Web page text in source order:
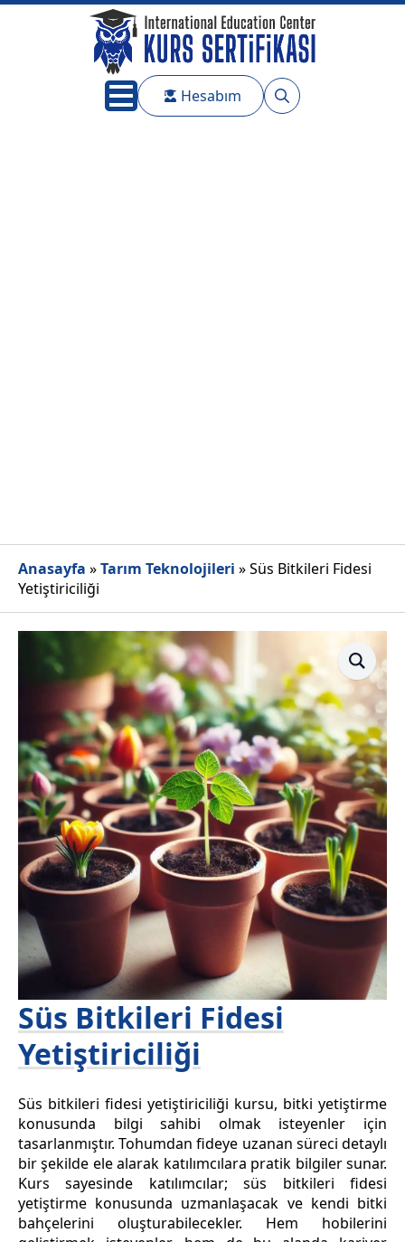
Hesabım
Anasayfa »Tarım Teknolojileri »Süs Bitkileri Fidesi
Yetiştiriciliği
Süs Bitkileri Fidesi
Yetiştiriciliği
Süs bitkileri fidesi yetiştiriciliği kursu, bitki yetiştirme
konusunda bilgi sahibi olmak isteyenler için
tasarlanmıştır. Tohumdan fideye uzanan süreci detaylı
bir şekilde ele alarak katılımcılara pratik bilgiler sunar.
Kurs sayesinde katılımcılar; süs bitkileri fidesi
yetiştirme konusunda uzmanlaşacak ve kendi bitki
bahçelerini oluşturabilecekler. Hem hobilerini